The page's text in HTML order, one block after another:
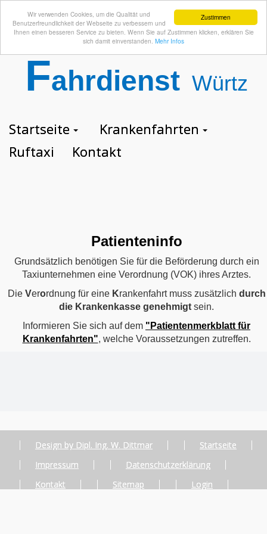
Zustimmen
Wir verwenden Cookies, um die Qualität und
Benutzerfreundlichkeit der Webseite zu verbessern und
Ihnen einen besseren Service zu bieten. Wenn Sie auf Zustimmen klicken, erklären Sie
sich damit einverstanden. Mehr Infos
Fahrdienst Würtz
GmbH
Startseite
Krankenfahrten
Ruftaxi
Kontakt
Patienteninfo
Grundsätzlich benötigen Sie für die Beförderung durch ein
Taxiunternehmen eine Verordnung (VOK) ihres Arztes.
Die Verordnung für eine Krankenfahrt muss zusätzlich durch
die Krankenkasse genehmigt sein.
Informieren Sie sich auf dem "Patientenmerkblatt für
Krankenfahrten", welche Voraussetzungen zutreffen.
Design by Dipl. Ing. W. Dittmar
Startseite
Impressum
Datenschutzerklärung
Kontakt
Sitemap Login